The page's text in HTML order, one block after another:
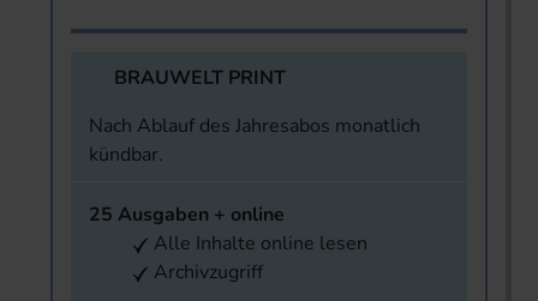
BRAUWELT PRINT
Nach Ablauf des Jahresabos monatlich
kündbar.
25 Ausgaben + online
Alle Inhalte online lesen
Archivzugriff